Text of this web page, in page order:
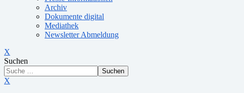
Archiv
Dokumente digital
Mediathek
Newsletter Abmeldung
X
Suchen
Suchen
X